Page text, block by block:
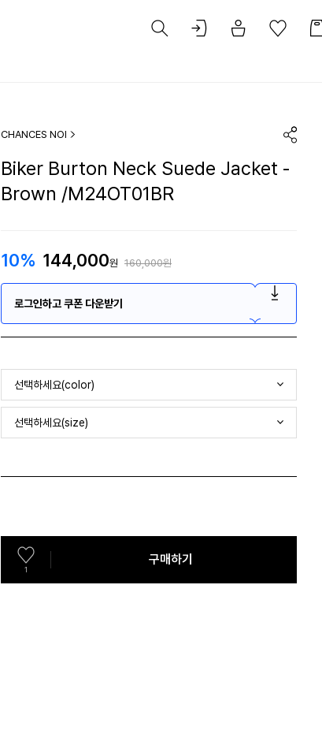
CHANCES NOI
Biker Burton Neck Suede Jacket -
Brown /M24OT01BR
10% 144,000원 160,000원
로그인하고 쿠폰 다운받기
선택하세요(color)
선택하세요(size)
1
구매하기